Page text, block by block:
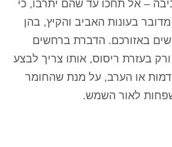
– אל תחכו עד שהם יתרבו, כי
בעונות האביב והקיץ, בהן
באזורכם. הדברת ברחשים
בעזרת ריסוס, אותו צריך לבצע
או הערב, על מנת שהחומר
לאור השמש.